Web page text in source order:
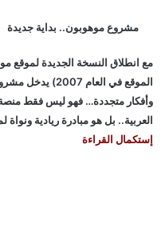
مشروع موهوبون.. بداية جديدة
مع انطلاق النسخة الجديدة لموقع
الموقع في
وأفكار متجددة… فهو ليس فقط منصة
العربية.. بل هو مبادرة ريادية
إستكمال القراءة